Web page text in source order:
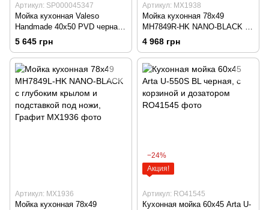
Артикул: SP000045347
Мойка кухонная Valeso
Handmade 40х50 PVD черная
с дозатором
5 645 грн
Артикул: MX1938
Мойка кухонная 78х49
MH7849R-HK NANO-BLACK с
глубоким крылом и
подставкой под ножи, Графит
4 968 грн
Артикул: MX1936
Мойка кухонная 78х49
−24%
Акция!
Артикул: RO41545
Кухонная мойка 60х45 Arta U-